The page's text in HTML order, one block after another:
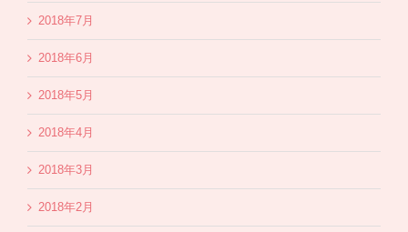
2018年7月
2018年6月
2018年5月
2018年4月
2018年3月
2018年2月